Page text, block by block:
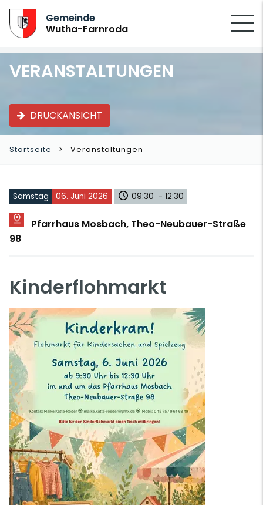
Gemeinde
Wutha-Farnroda
VERANSTALTUNGEN
DRUCKANSICHT
Startseite Veranstaltungen
Samstag 06. Juni 2026 09:30 - 12:30
Pfarrhaus Mosbach, Theo-Neubauer-Straße
98
Kinderflohmarkt